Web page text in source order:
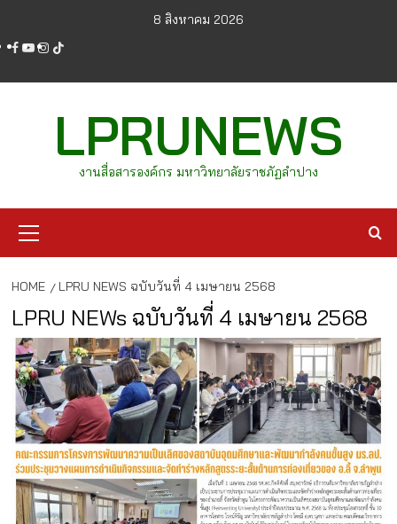
content
8 สิงหาคม 2026
facebook
youtube
instagram
tiktok
LPRUNEWS
งานสื่อสารองค์กร มหาวิทยาลัยราชภัฏลำปาง
Menu
HOME LPRU NEWS ฉบับวันที่ 4 เมษายน 2568
LPRU NEWs ฉบับวันที่ 4 เมษายน 2568